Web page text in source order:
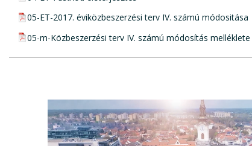
pdf csatolmány:
05-ET-2017. éviközbeszerzési terv IV. számú módositása
pdf csatolmány:
05-m-Közbeszerzési terv IV. számú módosítás melléklete